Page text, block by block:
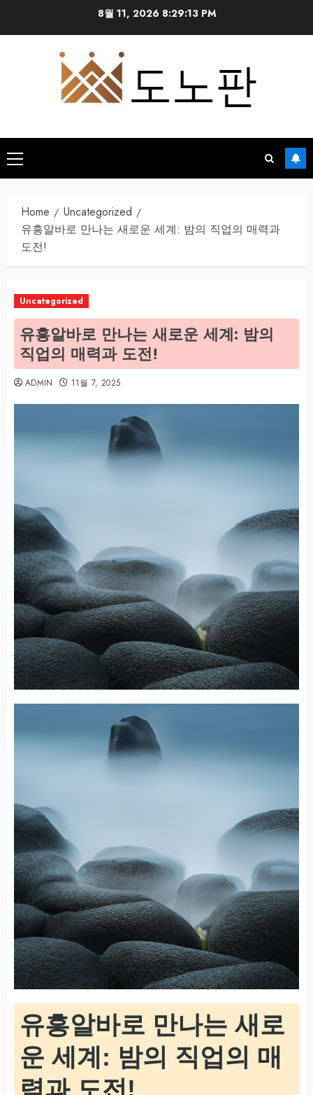
8월 11, 2026 8:29:14 PM
Primary
Menu
Home
Uncategorized
유흥알바로 만나는 새로운 세계: 밤의 직업의 매력과
도전!
Uncategorized
유흥알바로 만나는 새로운 세계: 밤의
직업의 매력과 도전!
ADMIN 11월 7, 2025
유흥알바로 만나는 새로
운 세계: 밤의 직업의 매
력과 도전!